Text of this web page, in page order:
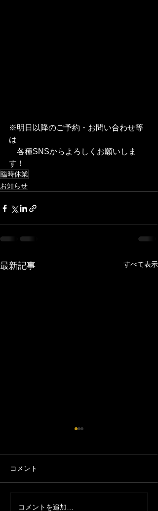
※明日以降のご予約・お問い合わせ等
は
各種SNSからよろしくお願いしま
す！
臨時休業
お知らせ
最新記事 すべて表示
【お知らせ】7/26-7/30 夏
コメント
コメントを追加…